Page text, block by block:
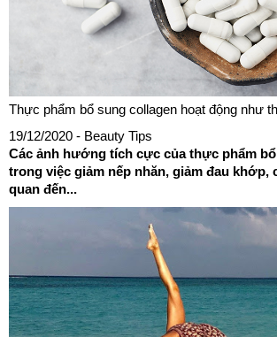
Thực phẩm bổ sung collagen hoạt động như
19/12/2020 - Beauty Tips
Các ảnh hướng tích cực của thực phẩm
trong việc giảm nếp nhăn, giảm đau khớp,
quan đến...